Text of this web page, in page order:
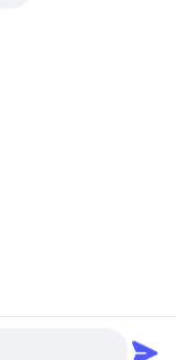
Co., Ltd. .